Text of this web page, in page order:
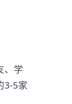
、学
3-5家